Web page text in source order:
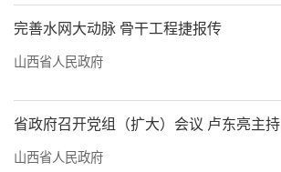
完善水网大动脉 骨干工程捷报传
山西省人民政府
省政府召开党组（扩大）会议 卢东亮主持
山西省人民政府